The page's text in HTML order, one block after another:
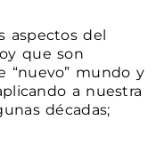
aspectos del
que son
“nuevo” mundo y
a nuestra
décadas;